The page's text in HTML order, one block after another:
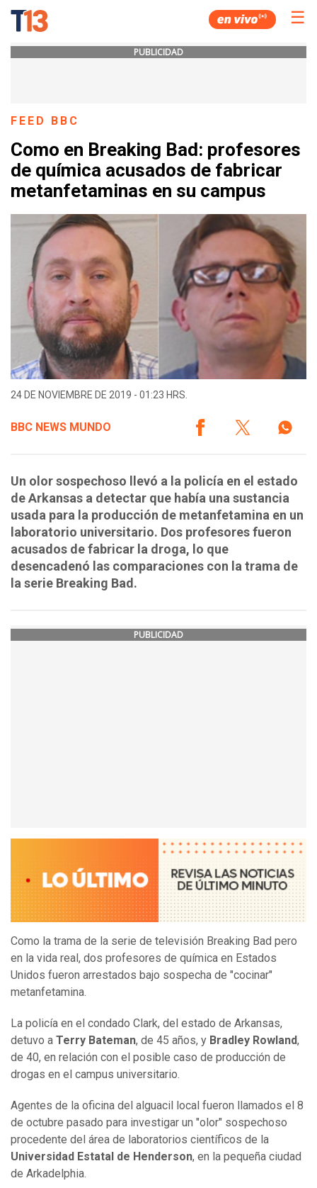
☰
PUBLICIDAD
FEED BBC
Como en Breaking Bad: profesores
de química acusados de fabricar
metanfetaminas en su campus
24 DE NOVIEMBRE DE 2019 - 01:23 HRS.
BBC NEWS MUNDO
Un olor sospechoso llevó a la policía en el estado
de Arkansas a detectar que había una sustancia
usada para la producción de metanfetamina en un
laboratorio universitario. Dos profesores fueron
acusados de fabricar la droga, lo que
desencadenó las comparaciones con la trama de
la serie Breaking Bad.
PUBLICIDAD
Como la trama de la serie de televisión Breaking Bad pero
en la vida real, dos profesores de química en Estados
Unidos fueron arrestados bajo sospecha de "cocinar"
metanfetamina.
La policía en el condado Clark, del estado de Arkansas,
detuvo a Terry Bateman, de 45 años, y Bradley Rowland,
de 40, en relación con el posible caso de producción de
drogas en el campus universitario.
Agentes de la oficina del alguacil local fueron llamados el 8
de octubre pasado para investigar un "olor" sospechoso
procedente del área de laboratorios científicos de la
Universidad Estatal de Henderson, en la pequeña ciudad
de Arkadelphia.